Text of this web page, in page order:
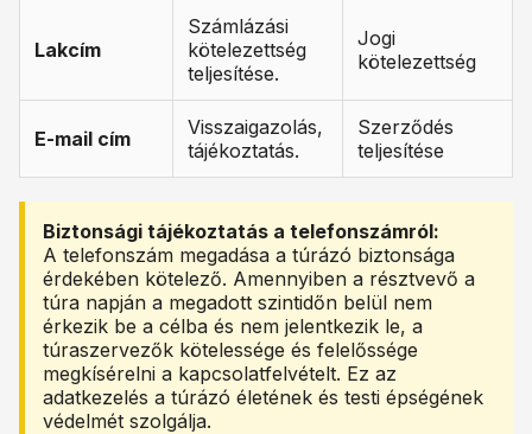
Lakcím
Számlázási
kötelezettség
teljesítése.
Jogi
kötelezettség
E-mail cím
Visszaigazolás,
tájékoztatás.
Szerződés
teljesítése
Biztonsági tájékoztatás a telefonszámról:
A telefonszám megadása a túrázó biztonsága
érdekében kötelező. Amennyiben a résztvevő a
túra napján a megadott szintidőn belül nem
érkezik be a célba és nem jelentkezik le, a
túraszervezők kötelessége és felelőssége
megkísérelni a kapcsolatfelvételt. Ez az
adatkezelés a túrázó életének és testi épségének
védelmét szolgálja.